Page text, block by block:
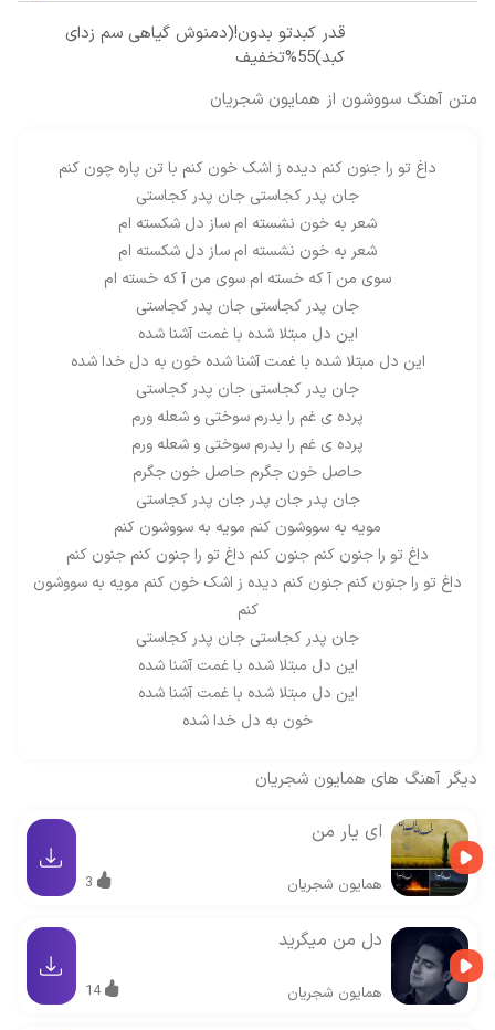
قدر کبدتو بدون!(دمنوش گیاهی سم زدای
کبد)55%تخفیف
متن آهنگ سووشون از همایون شجریان
داغ تو را جنون کنم دیده ز اشک خون کنم با تن پاره چون کنم
جان پدر کجاستی جان پدر کجاستی
شعر به خون نشسته ام ساز دل شکسته ام
شعر به خون نشسته ام ساز دل شکسته ام
سوی من آ که خسته ام سوی من آ که خسته ام
جان پدر کجاستی جان پدر کجاستی
این دل مبتلا شده با غمت آشنا شده
این دل مبتلا شده با غمت آشنا شده خون به دل خدا شده
جان پدر کجاستی جان پدر کجاستی
پرده ی غم را بدرم سوختی و شعله ورم
پرده ی غم را بدرم سوختی و شعله ورم
حاصل خون جگرم حاصل خون جگرم
جان پدر جان پدر جان پدر کجاستی
مویه به سووشون کنم مویه به سووشون کنم
داغ تو را جنون کنم جنون کنم داغ تو را جنون کنم جنون کنم
داغ تو را جنون کنم جنون کنم دیده ز اشک خون کنم مویه به سووشون
کنم
جان پدر کجاستی جان پدر کجاستی
این دل مبتلا شده با غمت آشنا شده
این دل مبتلا شده با غمت آشنا شده
خون به دل خدا شده
دیگر آهنگ های همایون شجریان
ای یار من
همایون شجریان 3
دل من میگرید
همایون شجریان 14